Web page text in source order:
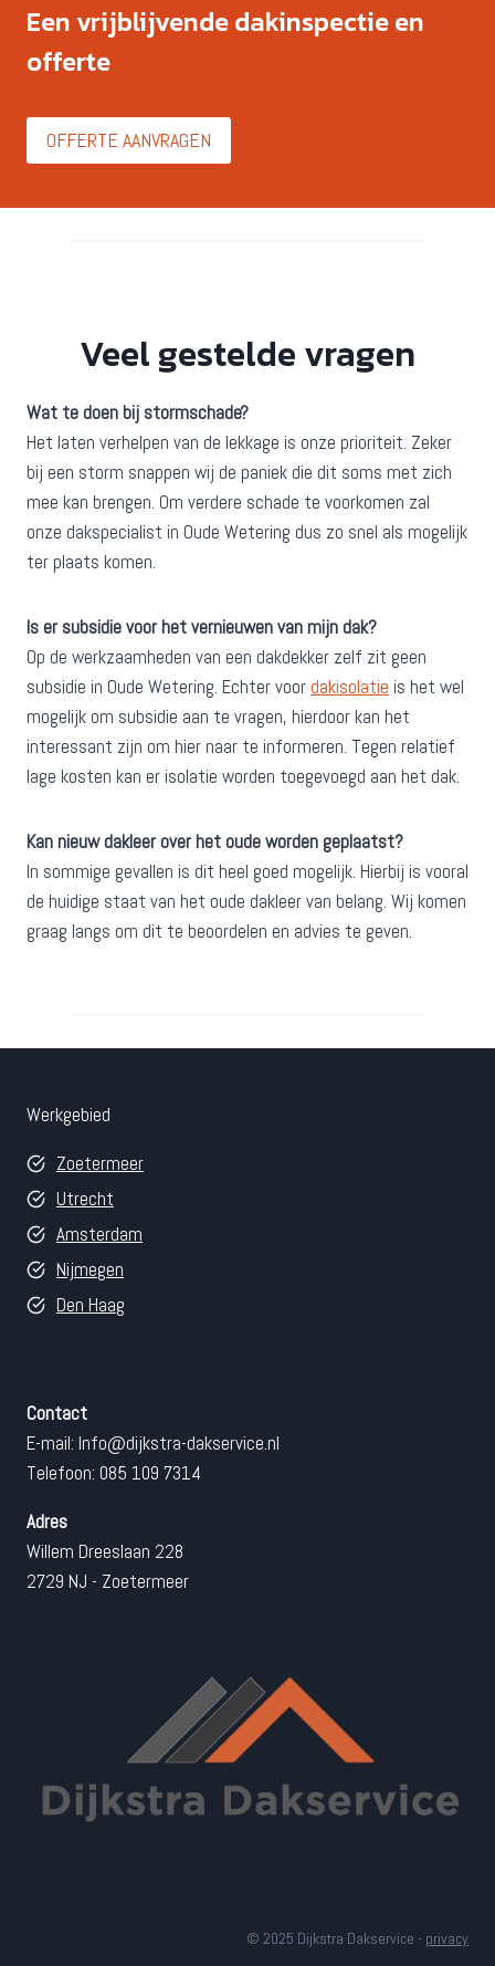
Een vrijblijvende dakinspectie en
offerte
OFFERTE AANVRAGEN
Veel gestelde vragen
Wat te doen bij stormschade?
Het laten verhelpen van de lekkage is onze prioriteit. Zeker
bij een storm snappen wij de paniek die dit soms met zich
mee kan brengen. Om verdere schade te voorkomen zal
onze dakspecialist in Oude Wetering dus zo snel als mogelijk
ter plaats komen.
Is er subsidie voor het vernieuwen van mijn dak?
Op de werkzaamheden van een dakdekker zelf zit geen
subsidie in Oude Wetering. Echter voor dakisolatie is het wel
mogelijk om subsidie aan te vragen, hierdoor kan het
interessant zijn om hier naar te informeren. Tegen relatief
lage kosten kan er isolatie worden toegevoegd aan het dak.
Kan nieuw dakleer over het oude worden geplaatst?
In sommige gevallen is dit heel goed mogelijk. Hierbij is vooral
de huidige staat van het oude dakleer van belang. Wij komen
graag langs om dit te beoordelen en advies te geven.
Werkgebied
Zoetermeer
Utrecht
Amsterdam
Nijmegen
Den Haag
Contact
E-mail: Info@dijkstra-dakservice.nl
Telefoon: 085 109 7314
Adres
Willem Dreeslaan 228
2729 NJ - Zoetermeer
© 2025 Dijkstra Dakservice - privacy